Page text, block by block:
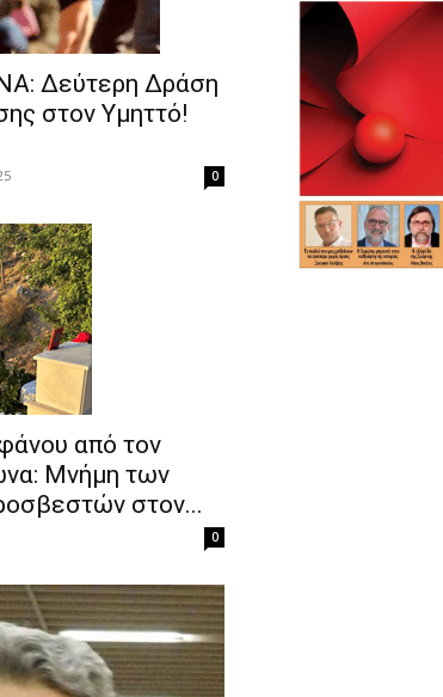
Δεύτερη Δράση
στον Υμηττό!
0
από τον
Μνήμη των
στον...
0